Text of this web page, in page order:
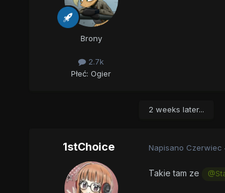
Brony
2.7k
Płeć: Ogier
2 weeks later...
1stChoice Napisano Czerwiec
Takie tam ze